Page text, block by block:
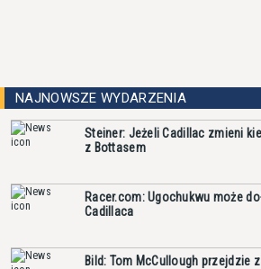
NAJNOWSZE WYDARZENIA
Steiner: Jeżeli Cadillac zmieni
z Bottasem
Racer.com: Ugochukwu może
Cadillaca
Bild: Tom McCullough przejdzie